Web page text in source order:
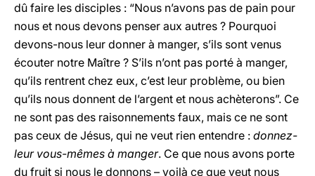
dû faire les disciples : “Nous n’avons pas de pain pour
nous et nous devons penser aux autres ? Pourquoi
devons-nous leur donner à manger, s’ils sont venus
écouter notre Maître ? S’ils n’ont pas porté à manger,
qu’ils rentrent chez eux, c’est leur problème, ou bien
qu’ils nous donnent de l’argent et nous achèterons”. Ce
ne sont pas des raisonnements faux, mais ce ne sont
pas ceux de Jésus, qui ne veut rien entendre : donnez-
leur vous-mêmes à manger. Ce que nous avons porte
du fruit si nous le donnons – voilà ce que veut nous